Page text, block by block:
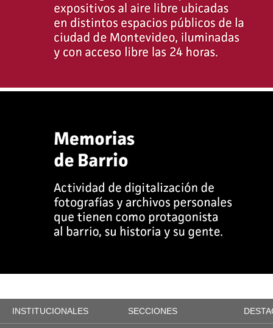
INSTITUCIONALES SECCIONES